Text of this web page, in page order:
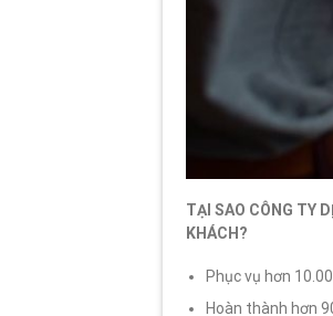
TẠI SAO CÔNG TY
KHÁCH?
Phục vụ hơn
Hoàn thành hơn